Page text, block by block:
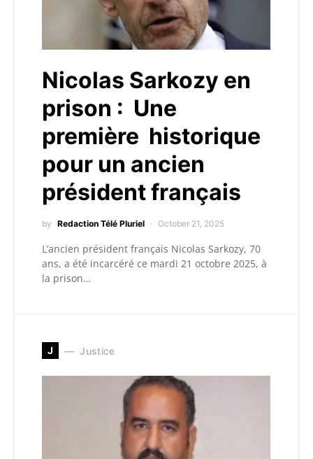
Nicolas Sarkozy en
prison : Une
première historique
pour un ancien
président français
by Redaction Télé Pluriel October 21, 2025
L’ancien président français Nicolas Sarkozy, 70
ans, a été incarcéré ce mardi 21 octobre 2025, à
la prison…
J Justice